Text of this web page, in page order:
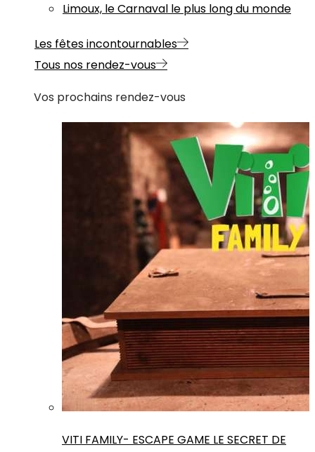
Limoux, le Carnaval le plus long du monde
Les fêtes incontournables
Tous nos rendez-vous
Vos prochains rendez-vous
VITI FAMILY- ESCAPE GAME LE SECRET DE